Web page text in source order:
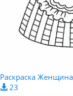
Раскраска
23